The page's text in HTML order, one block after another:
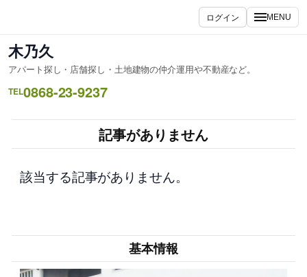
ス
キ
ッ
ログイン MENU
木乃久
アパート探し・店舗探し・土地建物の仲介運用や不動産など。
TEL0868-23-9237
記事がありません
該当する記事がありません。
基本情報